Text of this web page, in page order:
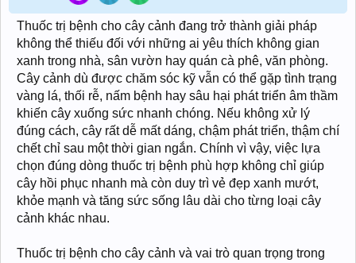
Thuốc trị bệnh cho cây cảnh đang trở thành giải pháp
không thể thiếu đối với những ai yêu thích không gian
xanh trong nhà, sân vườn hay quán cà phê, văn phòng.
Cây cảnh dù được chăm sóc kỹ vẫn có thể gặp tình trạng
vàng lá, thối rễ, nấm bệnh hay sâu hại phát triển âm thầm
khiến cây xuống sức nhanh chóng. Nếu không xử lý
đúng cách, cây rất dễ mất dáng, chậm phát triển, thậm chí
chết chỉ sau một thời gian ngắn. Chính vì vậy, việc lựa
chọn đúng dòng thuốc trị bệnh phù hợp không chỉ giúp
cây hồi phục nhanh mà còn duy trì vẻ đẹp xanh mướt,
khỏe mạnh và tăng sức sống lâu dài cho từng loại cây
cảnh khác nhau.
Thuốc trị bệnh cho cây cảnh và vai trò quan trọng trong